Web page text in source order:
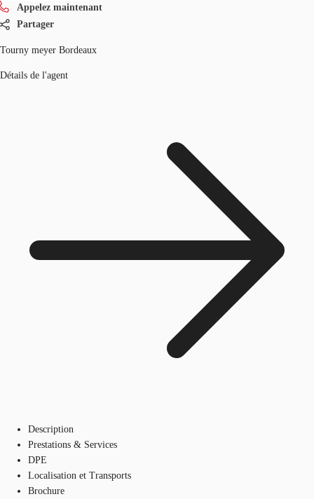
Appelez maintenant
Partager
Tourny meyer Bordeaux
Détails de l'agent
Description
Prestations & Services
DPE
Localisation et Transports
Brochure